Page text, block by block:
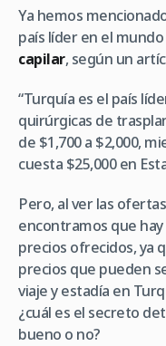
Ya hemos
país líder en el
capilar, según un
“Turquía es el país
quirúrgicas de
de $1,700 a $2,000,
cuesta $25,000 en
Pero, al ver las
encontramos que
precios ofrecidos, ya
precios que pueden
viaje y estadía en
¿cuál es el secreto
bueno o no?